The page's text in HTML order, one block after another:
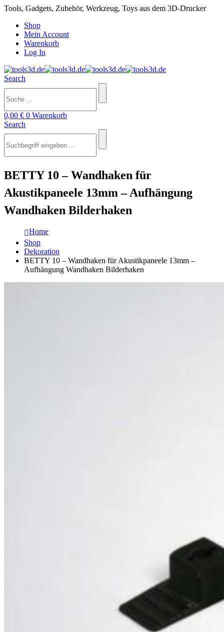
Tools, Gadgets, Zubehör, Werkzeug, Toys aus dem 3D-Drucker
Shop
Mein Account
Warenkorb
Log In
Search
0,00 € 0 Warenkorb
Search
BETTY 10 – Wandhaken für
Akustikpaneele 13mm – Aufhängung
Wandhaken Bilderhaken
Home
Shop
Dekoration
BETTY 10 – Wandhaken für Akustikpaneele 13mm –
Aufhängung Wandhaken Bilderhaken